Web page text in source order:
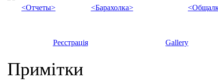
<Отчеты> <Барахолка>
Реєстрація Gallery
Примітки